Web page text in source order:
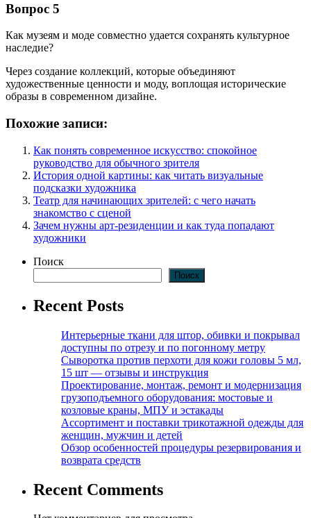
Вопрос 5
Как музеям и моде совместно удается сохранять культурное
наследие?
Через создание коллекций, которые объединяют
художественные ценности и моду, воплощая исторические
образы в современном дизайне.
Похожие записи:
Как понять современное искусство: спокойное
руководство для обычного зрителя
История одной картины: как читать визуальные
подсказки художника
Театр для начинающих зрителей: с чего начать
знакомство с сценой
Зачем нужны арт-резиденции и как туда попадают
художники
Поиск
Поиск
Recent Posts
Интерьерные ткани для штор, обивки и покрывал
доступны по отрезу и по погонному метру
Сыворотка против перхоти для кожи головы 5 мл,
15 шт — отзывы и инструкция
Проектирование, монтаж, ремонт и модернизация
грузоподъемного оборудования: мостовые и
козловые краны, МПУ и эстакады
Ассортимент и поставки трикотажной одежды для
женщин, мужчин и детей
Обзор особенностей процедуры резервирования и
возврата средств
Recent Comments